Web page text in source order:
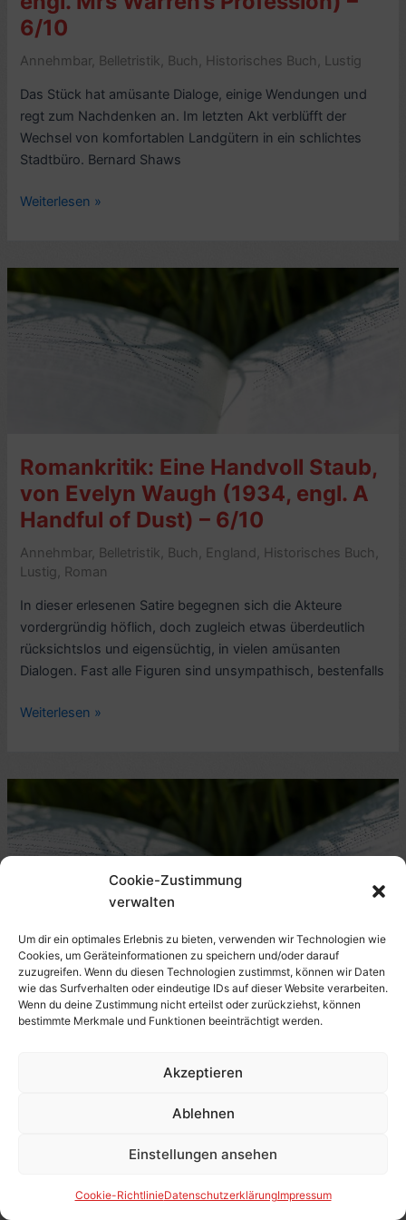
Cookie-Zustimmung
verwalten
Um dir ein optimales Erlebnis zu bieten, verwenden wir Technologien wie
Cookies, um Geräteinformationen zu speichern und/oder darauf
zuzugreifen. Wenn du diesen Technologien zustimmst, können wir Daten
wie das Surfverhalten oder eindeutige IDs auf dieser Website verarbeiten.
Wenn du deine Zustimmung nicht erteilst oder zurückziehst, können
bestimmte Merkmale und Funktionen beeinträchtigt werden.
Akzeptieren
Ablehnen
Einstellungen ansehen
Cookie-RichtlinieDatenschutzerklärungImpressum
6/10
Annehmbar, Belletristik, Buch , Historisches Buch , Lustig
Das Stück hat amüsante Dialoge, einige Wendungen und
regt zum Nachdenken an. Im letzten Akt verblüfft der
Wechsel von komfortablen Landgütern in ein schlichtes
Stadtbüro. Bernard Shaws
Kritik
Warrens
Bernard
Profession)
6/10
Weiterlesen »
Romankritik: Eine Handvoll Staub,
von Evelyn Waugh (1934, engl. A
Handful of Dust) – 6/10
Annehmbar, Belletristik Buch England Historisches Buch
Lustig Roman
In dieser erlesenen Satire begegnen sich die Akteure
vordergründig höflich, doch zugleich etwas überdeutlich
rücksichtslos und eigensüchtig, in vielen amüsanten
Dialogen. Fast alle Figuren sind unsympathisch, bestenfalls
Romankritik:
Staub,
Waugh
of
Dust)
–
6/10
Weiterlesen »
Kritik Robert Sedlaczek:
Sprachwitze (2020) – 6/10
Immer wieder rekurriert der Autor auf Sigmund Freud, aber
und Psychologen sowie Humoristen verflossener